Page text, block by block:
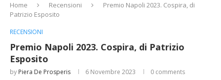
Home Recensioni
Premio Napoli 2023. Cospira, di
Patrizio Esposito
RECENSIONI
Premio Napoli 2023. Cospira, di Patrizio
Esposito
by Piera De Prosperis 6 Novembre 2023 0 comments